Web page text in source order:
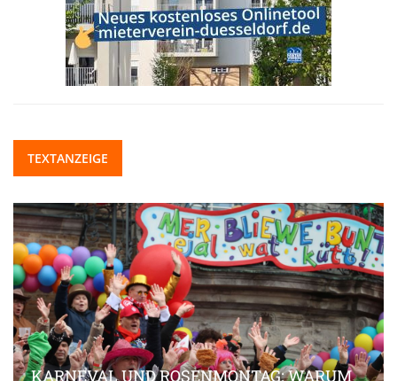
TEXTANZEIGE
KARNEVAL UND ROSENMONTAG: WARUM